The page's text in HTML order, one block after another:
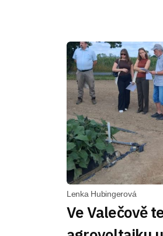
Lenka Hubingerová
Ve Valečově